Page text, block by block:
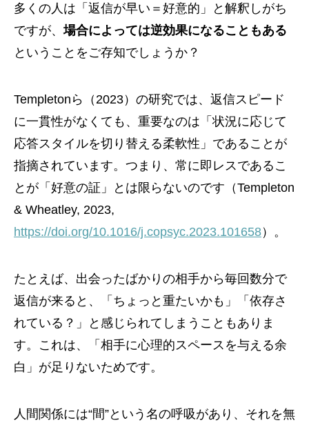
多くの人は「返信が早い＝好意的」と解釈しがち
ですが、場合によっては逆効果になることもある
ということをご存知でしょうか？
Templetonら（2023）の研究では、返信スピード
に一貫性がなくても、重要なのは「状況に応じて
応答スタイルを切り替える柔軟性」であることが
指摘されています。つまり、常に即レスであるこ
とが「好意の証」とは限らないのです（Templeton
& Wheatley, 2023,
https://doi.org/10.1016/j.copsyc.2023.101658）。
たとえば、出会ったばかりの相手から毎回数分で
返信が来ると、「ちょっと重たいかも」「依存さ
れている？」と感じられてしまうこともありま
す。これは、「相手に心理的スペースを与える余
白」が足りないためです。
人間関係には“間”という名の呼吸があり、それを無